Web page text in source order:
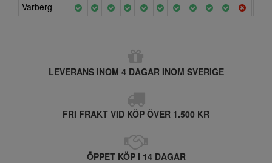
Varberg
LEVERANS INOM 4 DAGAR INOM SVERIGE
FRI FRAKT VID KÖP ÖVER 1.500 KR
ÖPPET KÖP I 14 DAGAR